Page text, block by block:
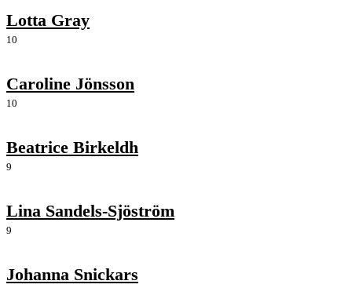
Lotta Gray
10
Caroline Jönsson
10
Beatrice Birkeldh
9
Lina Sandels-Sjöström
9
Johanna Snickars